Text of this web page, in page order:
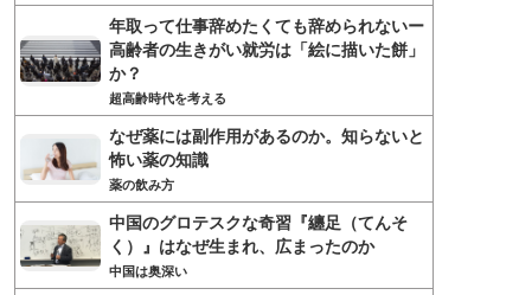
年取って仕事辞めたくても辞められないー
高齢者の生きがい就労は「絵に描いた餅」
か？
超高齢時代を考える
なぜ薬には副作用があるのか。知らないと
怖い薬の知識
薬の飲み方
中国のグロテスクな奇習『纏足（てんそ
く）』はなぜ生まれ、広まったのか
中国は奥深い